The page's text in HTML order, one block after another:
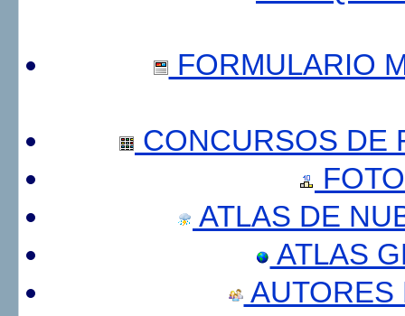
FORMULARIO
CONCURSOS DE
ATLAS DE
ATLAS
AUTORES